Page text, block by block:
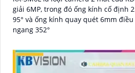
giải 6MP, trong đó ống kính cố định
95° và ống kính quay quét 6mm
ngang 352°